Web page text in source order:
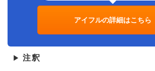
アイフルの詳細はこちら
▶ 注釈